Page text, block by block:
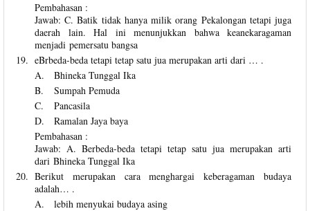
Pembahasan :
Jawab: C. Batik tidak hanya milik orang Pekalongan tetapi juga
daerah lain. Hal ini menunjukkan bahwa keanekaragaman
menjadi pemersatu bangsa
19. eBrbeda-beda tetapi tetap satu jua merupakan arti dari … .
A.
Bhineka Tunggal Ika
B.
Sumpah Pemuda
C.
Pancasila
D.
Ramalan Jaya baya
Pembahasan :
Jawab: A. Berbeda-beda tetapi tetap satu jua merupakan arti
dari Bhineka Tunggal Ika
20. Berikut merupakan cara menghargai keberagaman budaya
adalah… .
A.
lebih menyukai budaya asing